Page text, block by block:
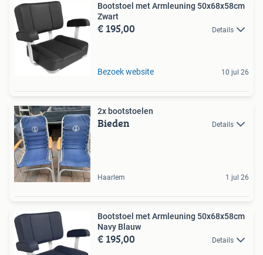
Bootstoel met Armleuning 50x68x58cm
Zwart
€ 195,00 Details
Bezoek website 10 jul 26
2x bootstoelen
Bieden Details
Haarlem 1 jul 26
Bootstoel met Armleuning 50x68x58cm
Navy Blauw
€ 195,00 Details